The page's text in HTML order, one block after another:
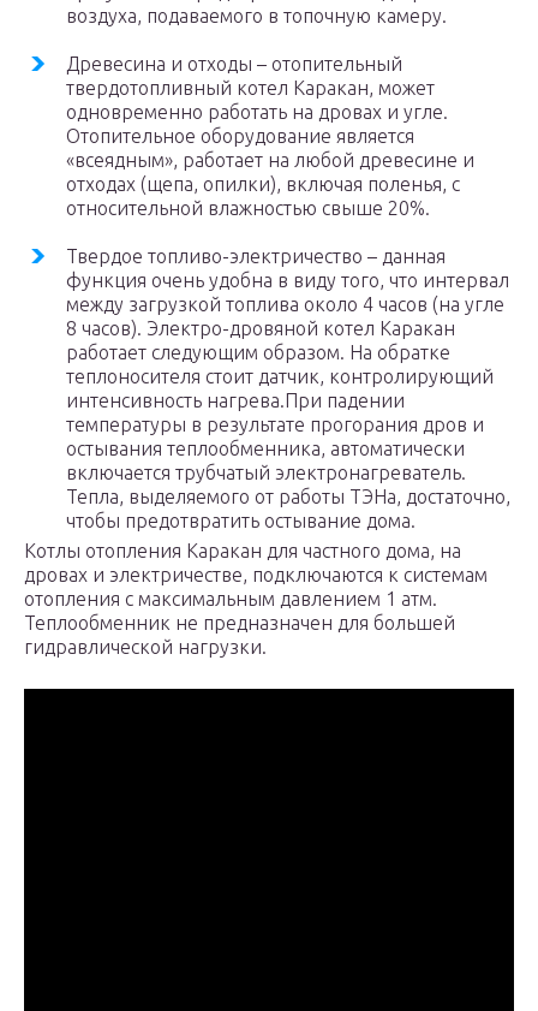
воздуха, подаваемого в топочную камеру.
Древесина и отходы – отопительный
твердотопливный котел Каракан, может
одновременно работать на дровах и угле.
Отопительное оборудование является
«всеядным», работает на любой древесине и
отходах (щепа, опилки), включая поленья, с
относительной влажностью свыше 20%.
Твердое топливо-электричество – данная
функция очень удобна в виду того, что интервал
между загрузкой топлива около 4 часов (на угле
8 часов). Электро-дровяной котел Каракан
работает следующим образом. На обратке
теплоносителя стоит датчик, контролирующий
интенсивность нагрева.При падении
температуры в результате прогорания дров и
остывания теплообменника, автоматически
включается трубчатый электронагреватель.
Тепла, выделяемого от работы ТЭНа, достаточно,
чтобы предотвратить остывание дома.
Котлы отопления Каракан для частного дома, на
дровах и электричестве, подключаются к системам
отопления с максимальным давлением 1 атм.
Теплообменник не предназначен для большей
гидравлической нагрузки.